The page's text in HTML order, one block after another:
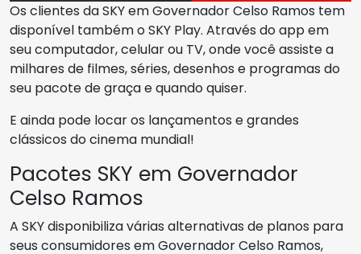
Os clientes da SKY em Governador Celso Ramos tem
disponível também o SKY Play. Através do app em
seu computador, celular ou TV, onde você assiste a
milhares de filmes, séries, desenhos e programas do
seu pacote de graça e quando quiser.
E ainda pode locar os lançamentos e grandes
clássicos do cinema mundial!
Pacotes SKY em Governador
Celso Ramos
A SKY disponibiliza várias alternativas de planos para
seus consumidores em Governador Celso Ramos,